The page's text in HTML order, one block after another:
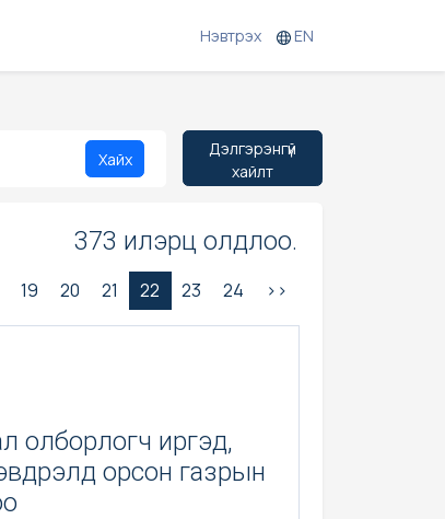
Нэвтрэх EN
Хайх
Дэлгэрэнгүй
хайлт
373 илэрц олдлоо.
19 20 21 22 23 24 >>
олборлогч иргэд,
орсон газрын